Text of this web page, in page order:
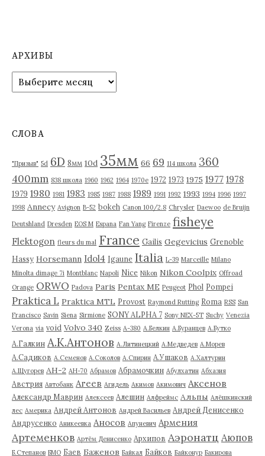
АРХИВЫ
р
в
СЛОВА
"Призыв" 5d 6D 8мм 10d 35мм 66 69 114 школа 360
400mm 838 школа 1960 1962 1964 1970е 1972 1973 1975 1977 1978
1979 1980 1981 1983 1985 1987 1988 1989 1991 1992 1993 1994 1996 1997
1998 Annecy Avignon B-52 bokeh Canon 100/2.8 Chrysler Daewoo de Bruijn
Deutshland Dresden EOS M Espana Fan Yang Firenze fisheye
Flektogon fleurs du mal France Gailis Gegevicius Grenoble
Hassy Horsemann Idol4 Igaune Italia L-39 Marceille Milano
Minolta dimage 7i Montblanc Napoli Nice Nikon Nikon Coolpix Offroad
Orange ORWO Padova Paris Pentax ME Peugeot Phol Pompei
Praktica L Praktica MTL Provost Raymond Rutting Roma RSS San
Francisco Savin Siena Sirmione SONY ALPHA 7 Sony NEX-5T Suchy Venezia
Verona via void Volvo 340 Zeiss А-380 А.Белкин А.Буранцев А.Бутко
А.Галкин А.К.Антонов А.Литинецкий А.Медведев А.Морев
А.Садиков А.Семенов А.Соколов А.Спирин А.Ушаков А.Халтурин
А.Щугорев АН-2 АН-70 Абрамов Абрамочкин Абулхатин Абхазия
Австрия Автобанк Агеев Агидель Акимов Акимович Аксенов
Александр Маврин Алексеев Алешин Алфреймс Альпы Алёшкинский
лес Америка Андрей Антонов Андрей Васильев Андрей Денисенко
Андрусенко Аникеевка Аносов Апуневич Армения
Артеменков Артём Денисенко Архипов Аэронатц Аюпов
Б.Степанов БМО Баев Баженов Байкал Байков Байконур Бакирова